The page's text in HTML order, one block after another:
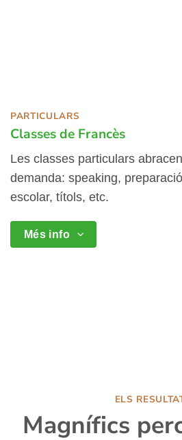
PARTICULARS
Classes de Francès
Les classes particulars
demanda: speaking,
escolar, títols, etc.
Més info
ELS
Magnífics